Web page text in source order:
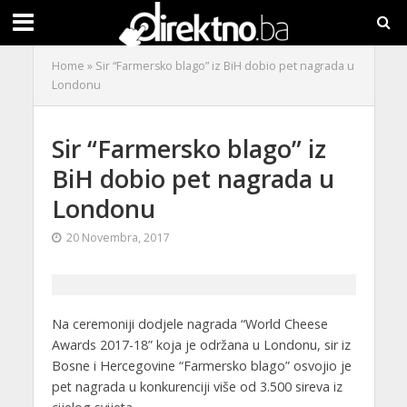
Home » Sir “Farmersko blago” iz BiH dobio pet nagrada u
Londonu
Sir “Farmersko blago” iz
BiH dobio pet nagrada u
Londonu
20 Novembra, 2017
Na ceremoniji dodjele nagrada “World Cheese
Awards 2017-18” koja je održana u Londonu, sir iz
Bosne i Hercegovine “Farmersko blago” osvojio je
pet nagrada u konkurenciji više od 3.500 sireva iz